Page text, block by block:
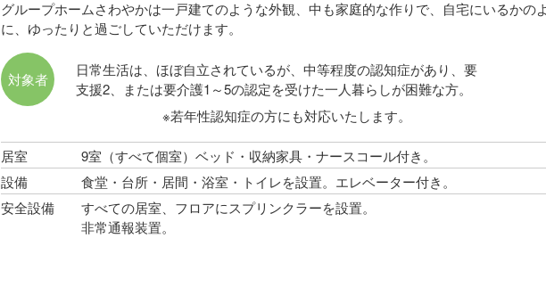
グループホームさわやかは一戸建てのような外観、中も家庭的な作りで、自宅にいるかの
に、ゆったりと過ごしていただけます。
対象者
日常生活は、ほぼ自立されているが、中等程度の認知症があり、要
支援2、または要介護1～5の認定を受けた一人暮らしが困難な方。
※若年性認知症の方にも対応いたします。
居室
9室（すべて個室）ベッド・収納家具・ナースコール付き。
設備
食堂・台所・居間・浴室・トイレを設置。エレベーター付き。
安全設備
すべての居室、フロアにスプリンクラーを設置。
非常通報装置。